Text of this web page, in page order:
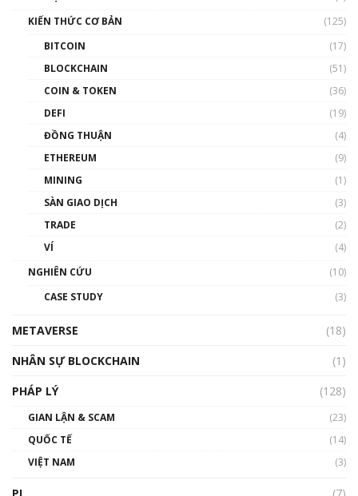
KIẾN THỨC CƠ BẢN
(125)
BITCOIN
(17)
BLOCKCHAIN
(51)
COIN & TOKEN
(36)
DEFI
(19)
ĐỒNG THUẬN
(4)
ETHEREUM
(9)
MINING
(1)
SÀN GIAO DỊCH
(3)
TRADE
(2)
VÍ
(4)
NGHIÊN CỨU
(10)
CASE STUDY
(3)
METAVERSE
(18)
NHÂN SỰ BLOCKCHAIN
(1)
PHÁP LÝ
(128)
GIAN LẬN & SCAM
(23)
QUỐC TẾ
(14)
VIỆT NAM
(3)